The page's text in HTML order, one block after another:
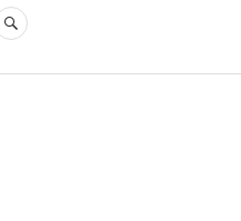
BUSCAR